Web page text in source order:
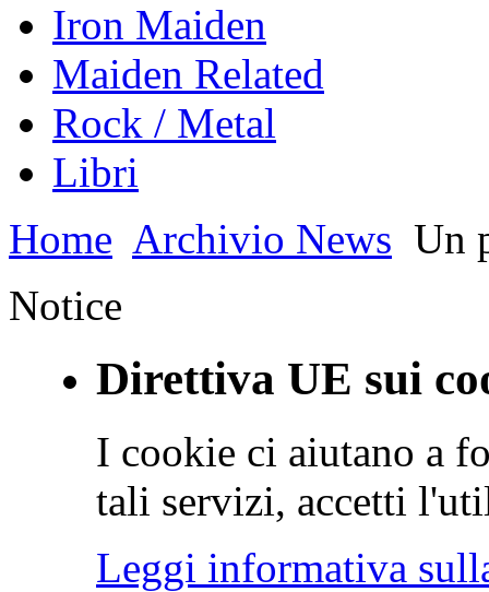
Iron Maiden
Maiden Related
Rock / Metal
Libri
Home Archivio News Un
Notice
Direttiva UE sui
I cookie ci aiutano a
tali servizi, accetti
Leggi informativa